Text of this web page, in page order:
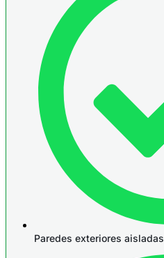
Paredes exteriores aisladas